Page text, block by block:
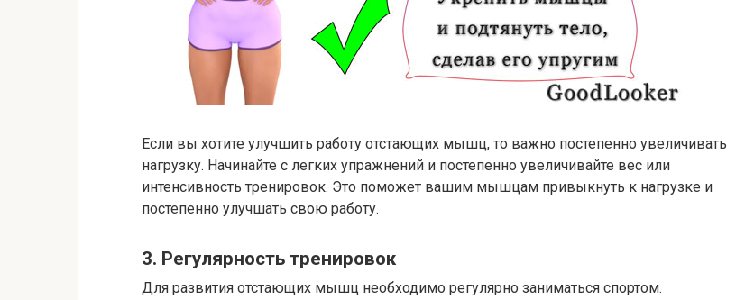
Если вы хотите улучшить работу отстающих мышц, то важно постепенно увеличивать
нагрузку. Начинайте с легких упражнений и постепенно увеличивайте вес или
интенсивность тренировок. Это поможет вашим мышцам привыкнуть к нагрузке и
постепенно улучшать свою работу.
3. Регулярность тренировок
Для развития отстающих мышц необходимо регулярно заниматься спортом.